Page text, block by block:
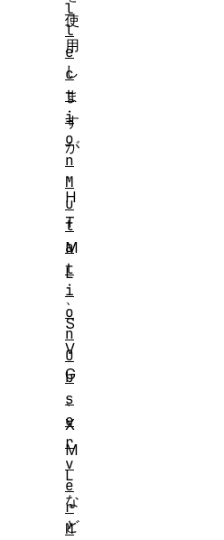
使
用
し
ま
す
が
、
H
T
M
L
、
S
V
G
、
X
M
L
な
ど
l
l
e
c
t
i
o
n
M
u
t
a
t
i
o
n
O
b
s
e
r
v
e
r
M